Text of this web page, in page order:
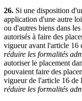
26. Si une disposition
application d'une autre
ou d'autres biens dans
autorisés à faire des
vigueur avant l'article 16
réduire les formalités
autoriser le placement
pouvaient faire des
vigueur de l'article 16 de
réduire les formalités